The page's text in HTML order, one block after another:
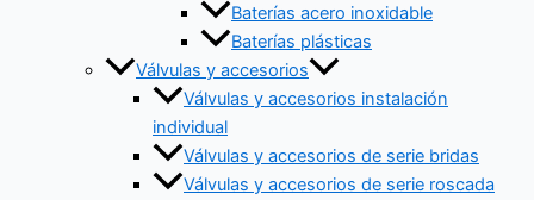
Baterías acero inoxidable
Baterías plásticas
Válvulas y accesorios
Válvulas y accesorios instalación
individual
Válvulas y accesorios de serie bridas
Válvulas y accesorios de serie roscada